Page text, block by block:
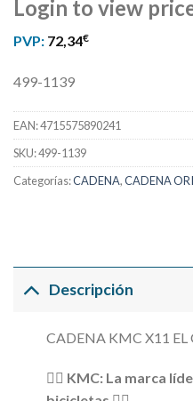
Login to view
PVP: 72,34€
499-1139
EAN:4715575890241
SKU:499-1139
Categorías:CADENA,CADENA
Descripción
CADENA KMC X11 EL
🚴‍♂️ KMC: La marca